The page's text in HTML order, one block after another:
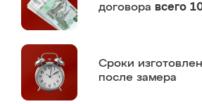
договора всего
Сроки
после замера